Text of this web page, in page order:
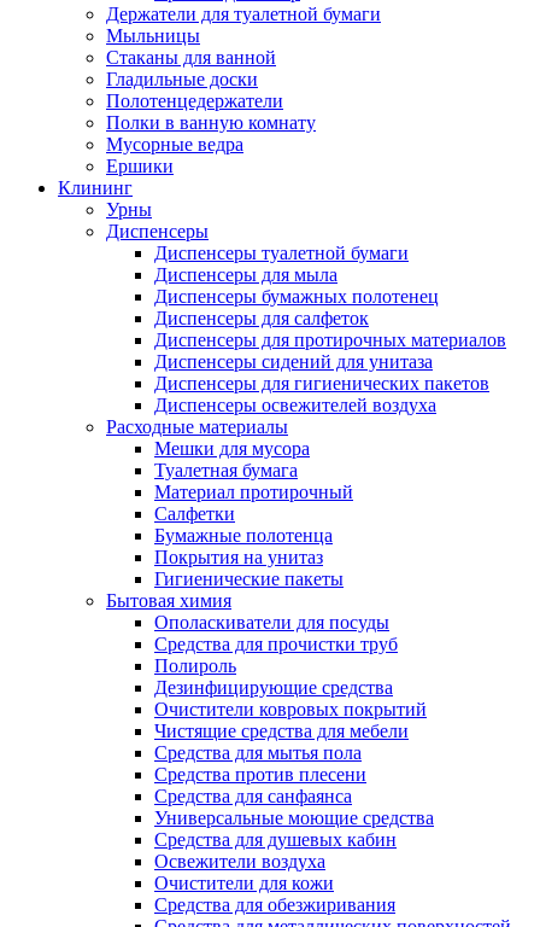
Держатели для туалетной бумаги
Мыльницы
Стаканы для ванной
Гладильные доски
Полотенцедержатели
Полки в ванную комнату
Мусорные ведра
Ершики
Клининг
Урны
Диспенсеры
Диспенсеры туалетной бумаги
Диспенсеры для мыла
Диспенсеры бумажных полотенец
Диспенсеры для салфеток
Диспенсеры для протирочных материалов
Диспенсеры сидений для унитаза
Диспенсеры для гигиенических пакетов
Диспенсеры освежителей воздуха
Расходные материалы
Мешки для мусора
Туалетная бумага
Материал протирочный
Салфетки
Бумажные полотенца
Покрытия на унитаз
Гигиенические пакеты
Бытовая химия
Ополаскиватели для посуды
Средства для прочистки труб
Полироль
Дезинфицирующие средства
Очистители ковровых покрытий
Чистящие средства для мебели
Средства для мытья пола
Средства против плесени
Средства для санфаянса
Универсальные моющие средства
Средства для душевых кабин
Освежители воздуха
Очистители для кожи
Средства для обезжиривания